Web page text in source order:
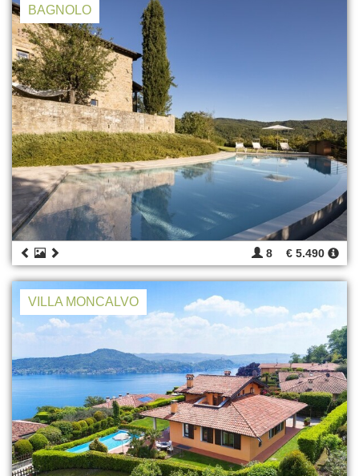
BAGNOLO
8 € 5.490
VILLA MONCALVO